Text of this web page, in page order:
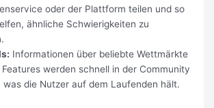
oder der Plattform teilen und so
ähnliche Schwierigkeiten zu
Informationen über beliebte Wettmärkte
werden schnell in der Community
die Nutzer auf dem Laufenden hält.